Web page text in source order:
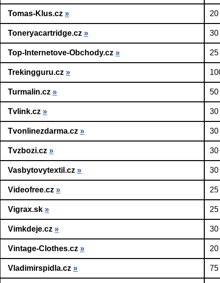
Tomas-Klus.cz »
Toneryacartridge.cz » 30
Top-Internetove-Obchody.cz »
Trekingguru.cz »
Turmalin.cz » 50
Tvlink.cz » 30
Tvonlinezdarma.cz » 30
Tvzbozi.cz » 30
Vasbytovytextil.cz » 30
Videofree.cz »
Vigrax.sk »
Vimkdeje.cz » 30
Vintage-Clothes.cz »
Vladimirspidla.cz » 75